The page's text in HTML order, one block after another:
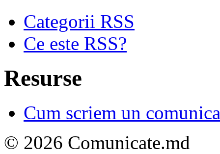
Categorii RSS
Ce este RSS?
Resurse
Cum scriem un
© 2026 Comunicate.md